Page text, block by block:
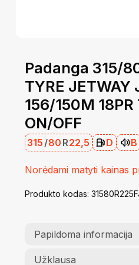
Padanga 315/
TYRE JETWAY
156/150M
ON/OFF
315 /80 R22,5 D B
Norėdami matyti kainas
Produkto kodas:
Papildoma informacija
Užklausa